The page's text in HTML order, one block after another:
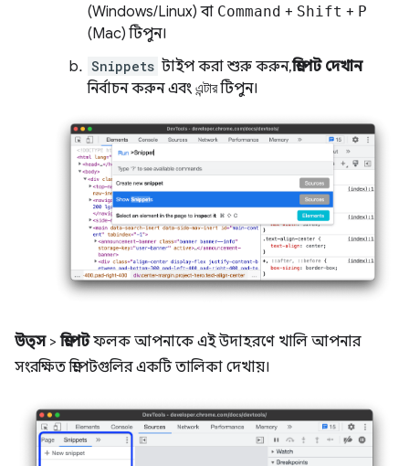
(Windows/Linux) বা Command + Shift + P
(Mac) টিপুন।
Snippets টাইপ করা শুরু করুন,স্নিপেট দেখান
নির্বাচন করুন এবং এন্টারটিপুন।
উত্স > স্নিপেটফলক আপনাকে এই উদাহরণে খালি আপনার
সংরক্ষিত স্নিপেটগুলির একটি তালিকা দেখায়।